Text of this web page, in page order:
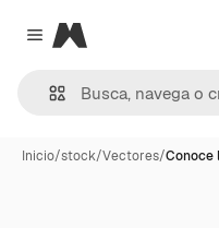
Close menu
Magnific
Inicio/stock/Vectores/Conoce